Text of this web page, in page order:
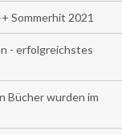
Sommerhit 2021
- erfolgreichstes
Bücher wurden im